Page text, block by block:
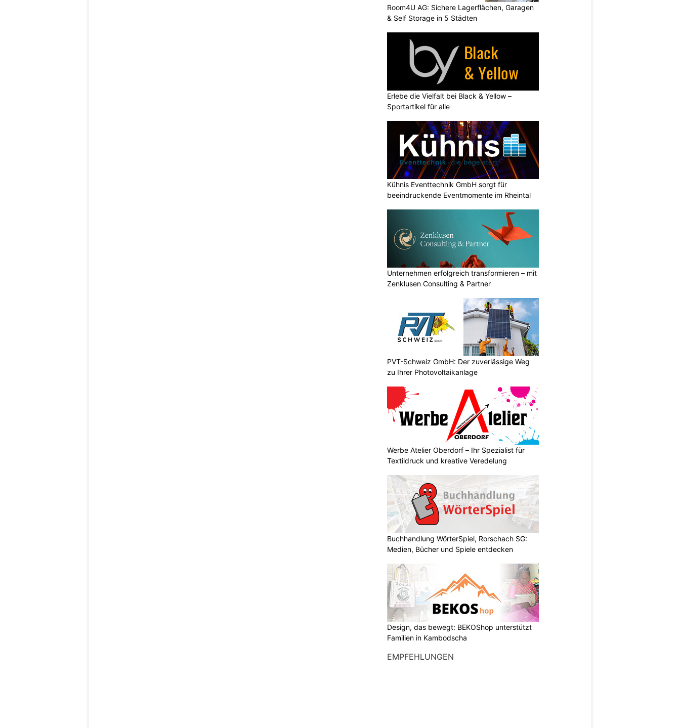
Room4U AG: Sichere Lagerflächen, Garagen
& Self Storage in 5 Städten
Erlebe die Vielfalt bei Black & Yellow –
Sportartikel für alle
Kühnis Eventtechnik GmbH sorgt für
beeindruckende Eventmomente im Rheintal
Unternehmen erfolgreich transformieren – mit
Zenklusen Consulting & Partner
PVT-Schweiz GmbH: Der zuverlässige Weg
zu Ihrer Photovoltaikanlage
Werbe Atelier Oberdorf – Ihr Spezialist für
Textildruck und kreative Veredelung
Buchhandlung WörterSpiel, Rorschach SG:
Medien, Bücher und Spiele entdecken
Design, das bewegt: BEKOShop unterstützt
Familien in Kambodscha
EMPFEHLUNGEN